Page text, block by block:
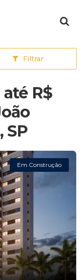
Filtrar
R$
SP
Em Construção